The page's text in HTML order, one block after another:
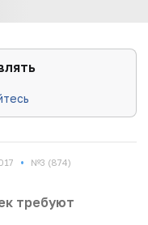
• №3 (874)
требуют